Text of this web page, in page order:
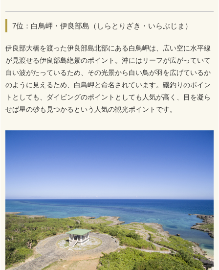
7位：白鳥岬・伊良部島（しらとりざき・いらぶじま）
伊良部大橋を渡った伊良部島北部にある白鳥岬は、広い空に水平線
が見渡せる伊良部島絶景のポイント。沖にはリーフが広がっていて
白い波がたっているため、その光景から白い鳥が羽を広げているか
のように見えるため、白鳥岬と命名されています。磯釣りのポイン
トとしても、ダイビングのポイントとしても人気が高く、目を凝ら
せば星の砂も見つかるという人気の観光ポイントです。